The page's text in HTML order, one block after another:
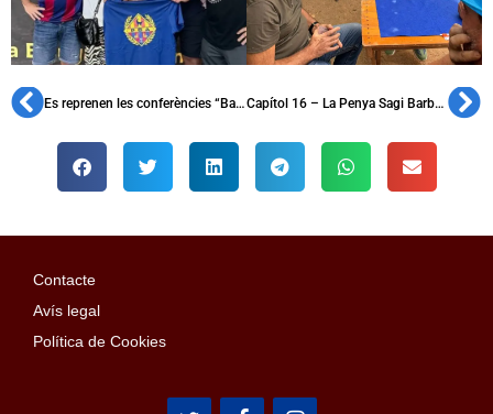
Es reprenen les conferències “Barça i Catalunya” Capítol 16 – La Penya Sagi Barba, fundada el 1931
Contacte
Avís legal
Política de Cookies